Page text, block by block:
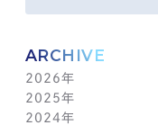
ARCHIVE
2026年
8月(4)
7月(14)
2025年
12月(6)
2024年